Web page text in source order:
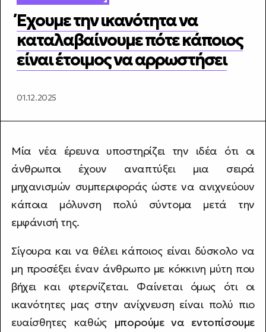
Έχουμε την ικανότητα να
καταλαβαίνουμε πότε κάποιος
είναι έτοιμος να αρρωστήσει
01.12.2025
Μία νέα έρευνα υποστηρίζει την ιδέα ότι οι
άνθρωποι έχουν αναπτύξει μια σειρά
μηχανισμών συμπεριφοράς ώστε να ανιχνεύουν
κάποια μόλυνση πολύ σύντομα μετά την
εμφάνισή της.
Σίγουρα και να θέλει κάποιος είναι δύσκολο να
μη προσέξει έναν άνθρωπο με κόκκινη μύτη που
βήχει και φτερνίζεται. Φαίνεται όμως ότι οι
ικανότητες μας στην ανίχνευση είναι πολύ πιο
ευαίσθητες καθώς μπορούμε να εντοπίσουμε